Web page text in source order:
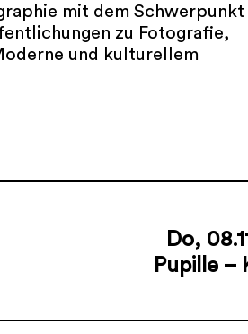
mit dem Schwerpunkt
zu Fotografie,
und kulturellem
Do,
Pupille –